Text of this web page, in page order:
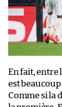
En fait, entre
est
Comme si la